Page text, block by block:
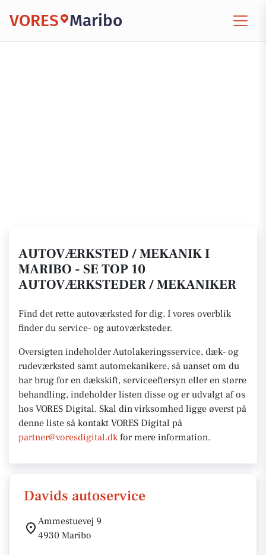
VORES Maribo
AUTOVÆRKSTED / MEKANIK I
MARIBO - SE TOP 10
AUTOVÆRKSTEDER / MEKANIKER
Find det rette autoværksted for dig. I vores overblik
finder du service- og autoværksteder.
Oversigten indeholder Autolakeringsservice, dæk- og
rudeværksted samt automekanikere, så uanset om du
har brug for en dækskift, serviceeftersyn eller en større
behandling, indeholder listen disse og er udvalgt af os
hos VORES Digital. Skal din virksomhed ligge øverst på
denne liste så kontakt VORES Digital på
partner@voresdigital.dk for mere information.
Davids autoservice
Ammestuevej 9
4930 Maribo